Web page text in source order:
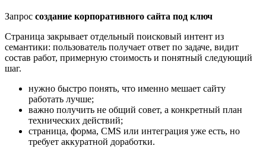
Запрос создание корпоративного сайта под ключ
Страница закрывает отдельный поисковый интент из
семантики: пользователь получает ответ по задаче, видит
состав работ, примерную стоимость и понятный следующий
шаг.
нужно быстро понять, что именно мешает сайту
работать лучше;
важно получить не общий совет, а конкретный план
технических действий;
страница, форма, CMS или интеграция уже есть, но
требует аккуратной доработки.